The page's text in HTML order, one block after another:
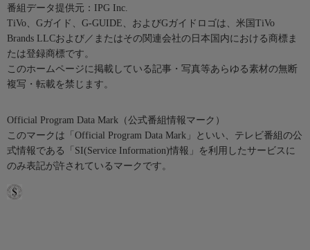
番組データ提供元：IPG Inc.
TiVo、Gガイド、G-GUIDE、およびGガイドロゴは、米国TiVo
Brands LLCおよび／またはその関連会社の日本国内における商標ま
たは登録商標です。
このホームページに掲載している記事・写真等あらゆる素材の無断
複写・転載を禁じます。
Official Program Data Mark（公式番組情報マーク）
このマークは「Official Program Data Mark」といい、テレビ番組の公
式情報である「SI(Service Information)情報」を利用したサービスに
のみ表記が許されているマークです。